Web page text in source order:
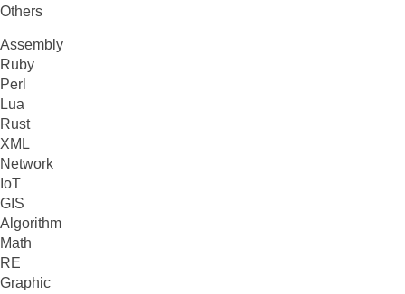
Others
Assembly
Ruby
Perl
Lua
Rust
XML
Network
IoT
GIS
Algorithm
Math
RE
Graphic